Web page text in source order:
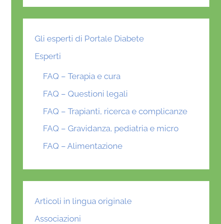
Gli esperti di Portale Diabete
Esperti
FAQ – Terapia e cura
FAQ – Questioni legali
FAQ – Trapianti, ricerca e complicanze
FAQ – Gravidanza, pediatria e micro
FAQ – Alimentazione
Articoli in lingua originale
Associazioni